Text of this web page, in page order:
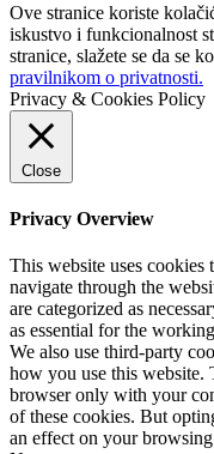
Ove stranice koriste
iskustvo i funkcionalnost
stranice, slažete se da se
pravilnikom o privatnosti.
Privacy & Cookies Policy
Close
Privacy Overview
This website uses
navigate through the
are categorized as
as essential for the
We also use third-party
how you use this website.
browser only with your
of these cookies. But
an effect on your